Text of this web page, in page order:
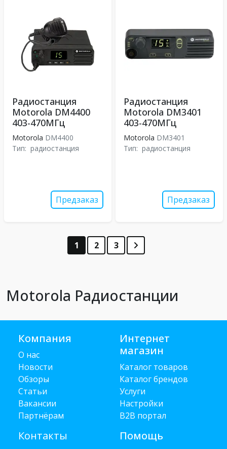
Радиостанция
Motorola DM4400
403-470МГц
Motorola DM4400
Тип: радиостанция
Предзаказ
Радиостанция
Motorola DM3401
403-470МГц
Motorola DM3401
Тип: радиостанция
Предзаказ
1 2 3
Motorola Радиостанции
Компания
О нас
Новости
Обзоры
Статьи
Вакансии
Партнёрам
Контакты
Интернет
магазин
Каталог товаров
Каталог брендов
Услуги
Настройки
B2B портал
Помощь